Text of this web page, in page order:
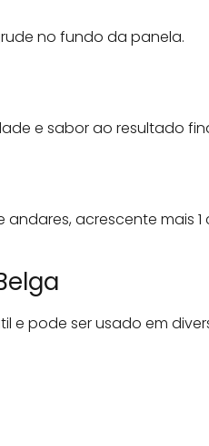
no fundo da panela.
e sabor ao resultado
acrescente mais
e pode ser usado em